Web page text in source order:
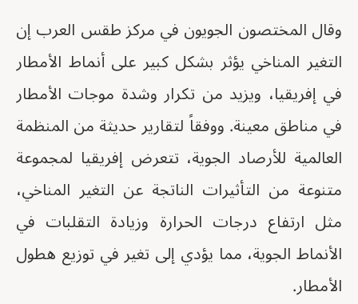
وقال المختصون الجويون في مركز طقس العرب إن
التغير المناخي يؤثر بشكل كبير على أنماط الأمطار
في إفريقيا، ويزيد من تكرار وشدة موجات الأمطار
في مناطق معينة. ووفقاً لتقارير حديثة من المنظمة
العالمية للأرصاد الجوية، تتعرض إفريقيا لمجموعة
متنوعة من التأثيرات الناتجة عن التغير المناخي،
مثل ارتفاع درجات الحرارة وزيادة التقلبات في
الأنماط الجوية، مما يؤدي إلى تغير في توزيع هطول
الأمطار.